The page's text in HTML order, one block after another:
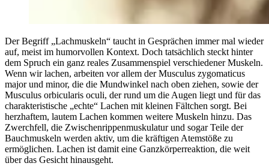
Der Begriff „Lachmuskeln“ taucht in Gesprächen immer mal wieder
auf, meist im humorvollen Kontext. Doch tatsächlich steckt hinter
dem Spruch ein ganz reales Zusammenspiel verschiedener Muskeln.
Wenn wir lachen, arbeiten vor allem der Musculus zygomaticus
major und minor, die die Mundwinkel nach oben ziehen, sowie der
Musculus orbicularis oculi, der rund um die Augen liegt und für das
charakteristische „echte“ Lachen mit kleinen Fältchen sorgt. Bei
herzhaftem, lautem Lachen kommen weitere Muskeln hinzu. Das
Zwerchfell, die Zwischenrippenmuskulatur und sogar Teile der
Bauchmuskeln werden aktiv, um die kräftigen Atemstöße zu
ermöglichen. Lachen ist damit eine Ganzkörperreaktion, die weit
über das Gesicht hinausgeht.